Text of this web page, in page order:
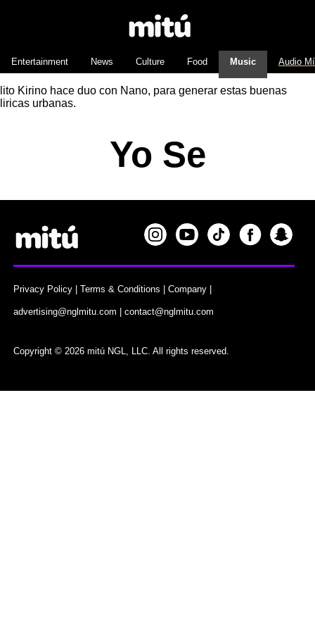
Entertainment News Culture Food Music Audio
lito Kirino hace duo con Nano, para generar estas buenas
liricas urbanas.
Yo Se
Privacy Policy |Terms & Conditions |Company |
advertising@nglmitu.com |contact@nglmitu.com
Copyright © 2026 mitú NGL, LLC. All rights reserved.